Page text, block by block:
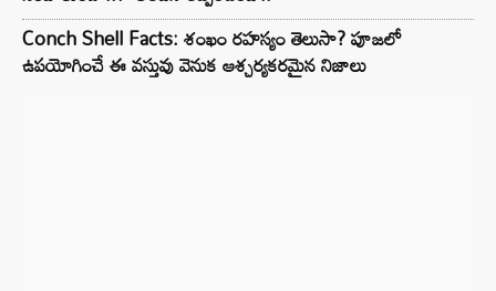
Conch Shell Facts: శంఖం రహస్యం తెలుసా? పూజలో
ఉపయోగించే ఈ వస్తువు వెనుక ఆశ్చర్యకరమైన నిజాలు